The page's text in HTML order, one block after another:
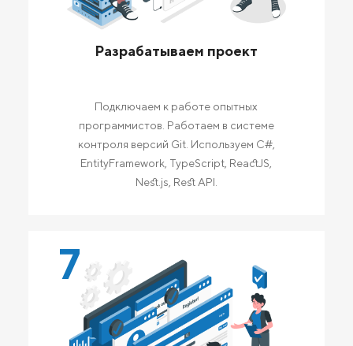
Разрабатываем проект
Подключаем к работе опытных
программистов. Работаем в системе
контроля версий Git. Используем C#,
EntityFramework, TypeScript, ReactJS,
Nest.js, Rest API.
7